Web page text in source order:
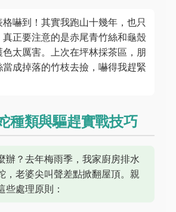
嚇到！其實我跑山十幾年，也只
正要注意的是赤尾青竹絲和龜殼
太厲害。上次在坪林採茶區，朋
成掉落的竹枝去撿，嚇得我趕緊
種類與驅趕實戰技巧
辦？去年梅雨季，我家廚房排水
，老婆尖叫聲差點掀翻屋頂。親
些處理原則：